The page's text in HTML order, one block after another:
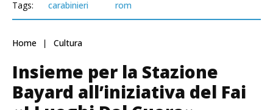
Tags: carabinieri rom
Home Cultura
Insieme per la Stazione
Bayard all’iniziativa del Fai